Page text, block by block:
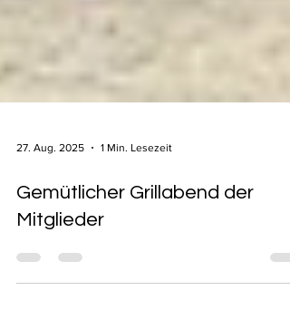
Gemütlicher Grillabend der
Mitglieder